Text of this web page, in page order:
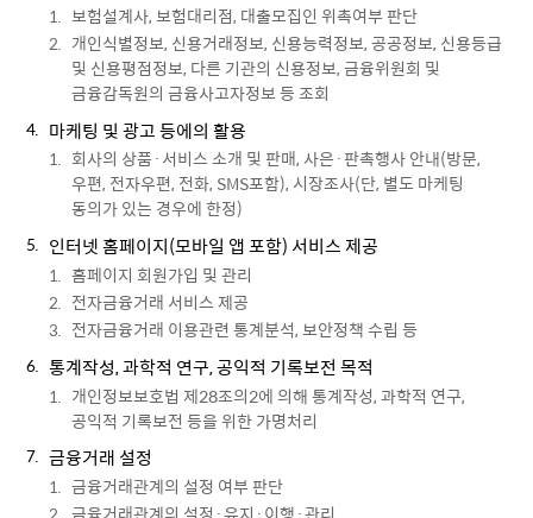
보험설계사, 보험대리점, 대출모집인 위촉여부 판단
개인식별정보, 신용거래정보, 신용능력정보, 공공정보, 신용등급
및 신용평점정보, 다른 기관의 신용정보, 금융위원회 및
금융감독원의 금융사고자정보 등 조회
마케팅 및 광고 등에의 활용
회사의 상품·서비스 소개 및 판매, 사은·판촉행사 안내(방문,
우편, 전자우편, 전화, SMS포함), 시장조사(단, 별도 마케팅
동의가 있는 경우에 한정)
인터넷 홈페이지(모바일 앱 포함) 서비스 제공
홈페이지 회원가입 및 관리
전자금융거래 서비스 제공
전자금융거래 이용관련 통계분석, 보안정책 수립 등
통계작성, 과학적 연구, 공익적 기록보전 목적
개인정보보호법 제28조의2에 의해 통계작성, 과학적 연구,
공익적 기록보전 등을 위한 가명처리
금융거래 설정
금융거래관계의 설정 여부 판단